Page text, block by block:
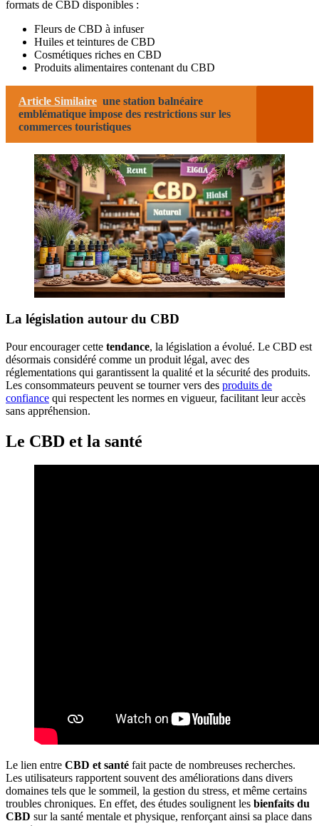
formats de CBD disponibles :
Fleurs de CBD à infuser
Huiles et teintures de CBD
Cosmétiques riches en CBD
Produits alimentaires contenant du CBD
Article Similaire une station balnéaire
emblématique impose des restrictions sur les
commerces touristiques
La législation autour du CBD
Pour encourager cette tendance, la législation a évolué. Le CBD est
désormais considéré comme un produit légal, avec des
réglementations qui garantissent la qualité et la sécurité des produits.
Les consommateurs peuvent se tourner vers des produits de
confiance qui respectent les normes en vigueur, facilitant leur accès
sans appréhension.
Le CBD et la santé
Le lien entre CBD et santé fait pacte de nombreuses recherches.
Les utilisateurs rapportent souvent des améliorations dans divers
domaines tels que le sommeil, la gestion du stress, et même certains
troubles chroniques. En effet, des études soulignent les bienfaits du
CBD sur la santé mentale et physique, renforçant ainsi sa place dans